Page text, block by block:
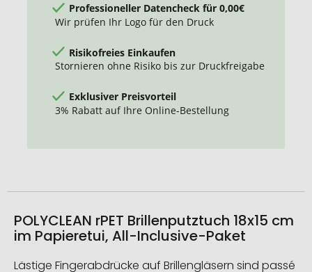
Professioneller Datencheck für 0,00€
Wir prüfen Ihr Logo für den Druck
Risikofreies Einkaufen
Stornieren ohne Risiko bis zur Druckfreigabe
Exklusiver Preisvorteil
3% Rabatt auf Ihre Online-Bestellung
POLYCLEAN rPET Brillenputztuch 18x15 cm
im Papieretui, All-Inclusive-Paket
Lästige Fingerabdrücke auf Brillengläsern sind passé